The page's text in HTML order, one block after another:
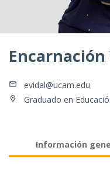
evidal@ucam.edu
Graduado en
Información